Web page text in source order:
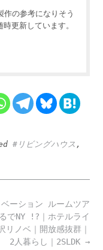
作の参考になりそう
更新しています。
#リビングハウス ,
ベーション ルームツア
でNY !?｜ホテルライ
リノベ｜開放感抜群｜
2人暮らし｜2SLDK →